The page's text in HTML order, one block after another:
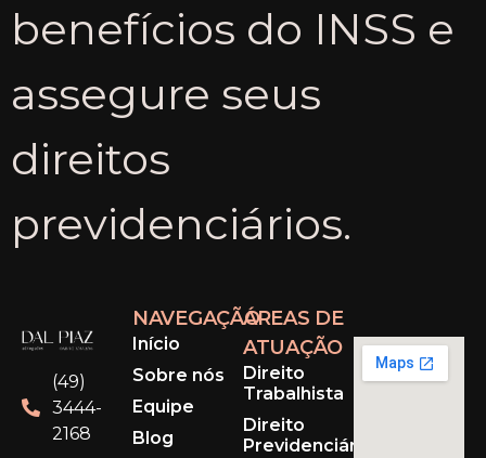
benefícios do INSS e
assegure seus
direitos
previdenciários.
(49)
3444-
2168
NAVEGAÇÃO
Início
Sobre nós
Equipe
Blog
ÁREAS DE
ATUAÇÃO
Direito
Trabalhista
Direito
Previdenciário